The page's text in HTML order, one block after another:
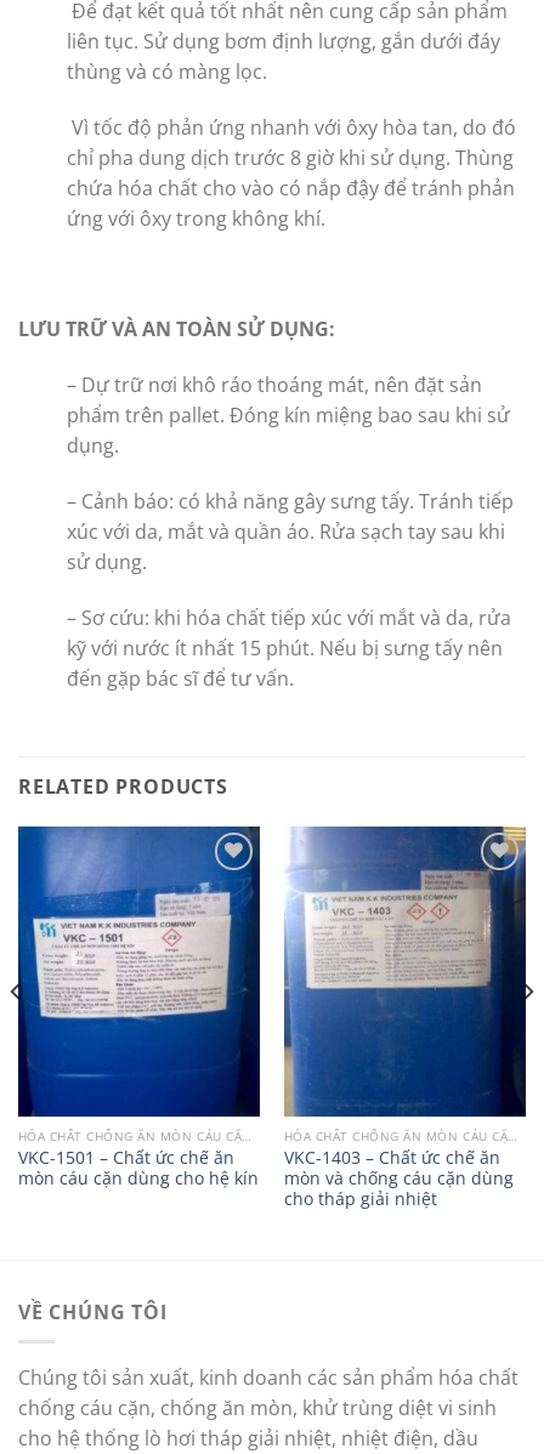
Để đạt kết quả tốt nhất nên cung cấp sản phẩm
liên tục. Sử dụng bơm định lượng, gắn dưới đáy
thùng và có màng lọc.
Vì tốc độ phản ứng nhanh với ôxy hòa tan, do đó
chỉ pha dung dịch trước 8 giờ khi sử dụng. Thùng
chứa hóa chất cho vào có nắp đậy để tránh phản
ứng với ôxy trong không khí.
LƯU TRỮVÀ AN TOÀN SỬ DỤNG:
– Dự trữ nơi khô ráo thoáng mát, nên đặt sản
phẩm trên pallet. Đóng kín miệng bao sau khi sử
dụng.
– Cảnh báo: có khả năng gây sưng tấy. Tránh tiếp
xúc với da, mắt và quần áo. Rửa sạch tay sau khi
sử dụng.
– Sơ cứu: khi hóa chất tiếp xúc với mắt và da, rửa
kỹ với nước ít nhất 15 phút. Nếu bị sưng tấy nên
đến gặp bác sĩ để tư vấn.
RELATED PRODUCTS
Add to
wishlist
HÓA CHẤT CHỐNG ĂN MÒN CÁU CẶN THÁP GIẢI NHIỆT CHILLER - LÒ HƠI
VKC-1501 – Chất ức chế ăn
mòn cáu cặn dùng cho hệ kín
Add to
wishlist
HÓA CHẤT CHỐNG ĂN MÒN CÁU CẶN THÁP GIẢI NHIỆT CHILLER - LÒ HƠI
VKC-1403 – Chất ức chế ăn
mòn và chống cáu cặn dùng
cho tháp giải nhiệt
VỀ CHÚNG TÔI
Chúng tôi sản xuất, kinh doanh các sản phẩm hóa chất
chống cáu cặn, chống ăn mòn, khử trùng diệt vi sinh
cho hệ thống lò hơi tháp giải nhiệt, nhiệt điện, dầu